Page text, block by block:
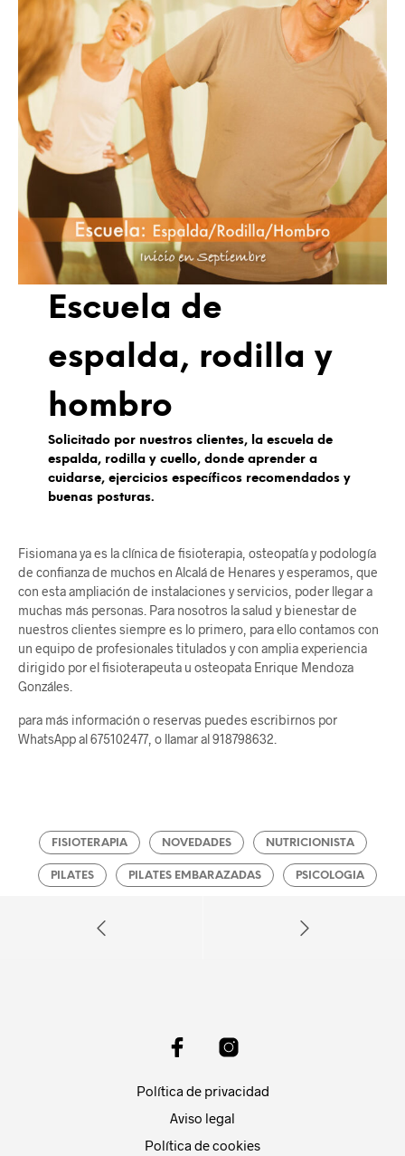
Escuela de
espalda, rodilla y
hombro
Solicitado por nuestros clientes, la escuela de
espalda, rodilla y cuello, donde aprender a
cuidarse, ejercicios específicos recomendados y
buenas posturas.
Fisiomana ya es la clínica de fisioterapia, osteopatía y podología
de confianza de muchos en Alcalá de Henares y esperamos, que
con esta ampliación de instalaciones y servicios, poder llegar a
muchas más personas. Para nosotros la salud y bienestar de
nuestros clientes siempre es lo primero, para ello contamos con
un equipo de profesionales titulados y con amplia experiencia
dirigido por el fisioterapeuta u osteopata Enrique Mendoza
Gonzáles.
para más información o reservas puedes escribirnos por
WhatsApp al 675102477, o llamar al 918798632.
FISIOTERAPIA NOVEDADES NUTRICIONISTA
PILATES PILATES EMBARAZADAS PSICOLOGIA
Política de privacidad
Aviso legal
Política de cookies